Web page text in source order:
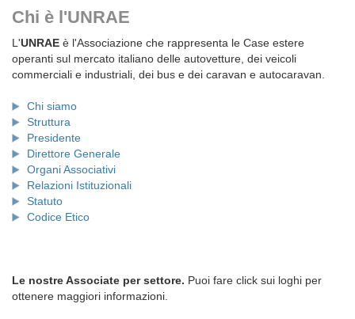
Chi è l'UNRAE
L'UNRAE è l'Associazione che rappresenta le Case estere
operanti sul mercato italiano delle autovetture, dei veicoli
commerciali e industriali, dei bus e dei caravan e autocaravan.
Chi siamo
Struttura
Presidente
Direttore Generale
Organi Associativi
Relazioni Istituzionali
Statuto
Codice Etico
Le nostre Associate per settore. Puoi fare click sui loghi per
ottenere maggiori informazioni.